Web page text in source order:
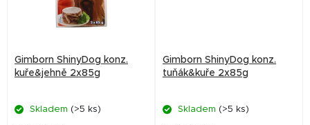
Gimborn ShinyDog konz.
kuře&jehně 2x85g
Skladem (>5 ks)
Gimborn ShinyDog konz.
tuňák&kuře 2x85g
Skladem (>5 ks)